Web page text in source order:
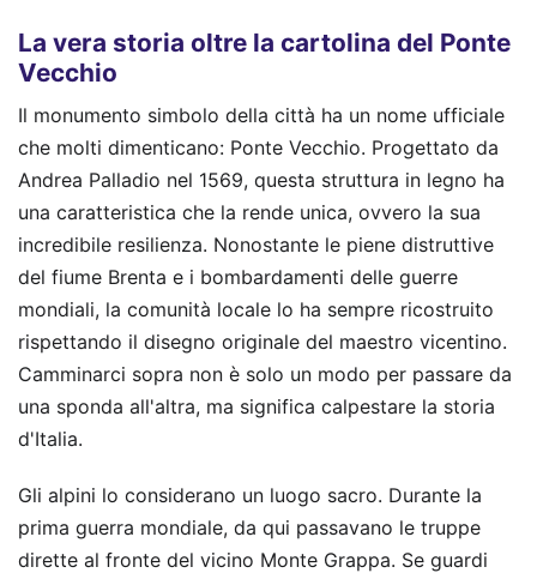
La vera storia oltre la cartolina del Ponte
Vecchio
Il monumento simbolo della città ha un nome ufficiale
che molti dimenticano: Ponte Vecchio. Progettato da
Andrea Palladio nel 1569, questa struttura in legno ha
una caratteristica che la rende unica, ovvero la sua
incredibile resilienza. Nonostante le piene distruttive
del fiume Brenta e i bombardamenti delle guerre
mondiali, la comunità locale lo ha sempre ricostruito
rispettando il disegno originale del maestro vicentino.
Camminarci sopra non è solo un modo per passare da
una sponda all'altra, ma significa calpestare la storia
d'Italia.
Gli alpini lo considerano un luogo sacro. Durante la
prima guerra mondiale, da qui passavano le truppe
dirette al fronte del vicino Monte Grappa. Se guardi